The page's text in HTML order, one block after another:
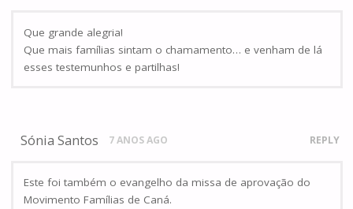
Que grande alegria!
Que mais famílias sintam o chamamento… e venham de lá
esses testemunhos e partilhas!
Sónia Santos 7 ANOS AGO REPLY
Este foi também o evangelho da missa de aprovação do
Movimento Famílias de Caná.